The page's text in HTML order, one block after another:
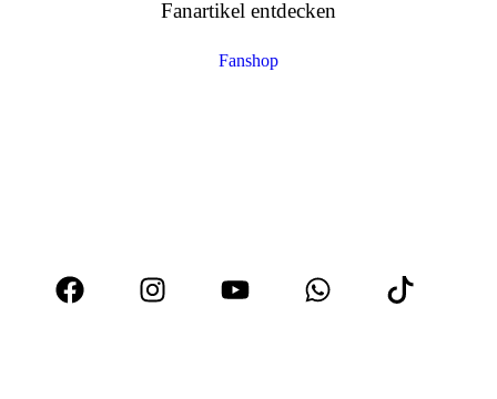
Fanartikel entdecken
Fanshop